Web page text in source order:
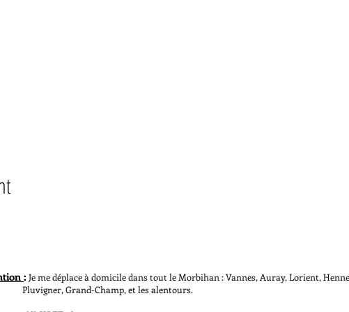
: Je me déplace à domicile dans tout le Morbihan :Vannes, Auray, Lorient,
Champ, et les alentours.